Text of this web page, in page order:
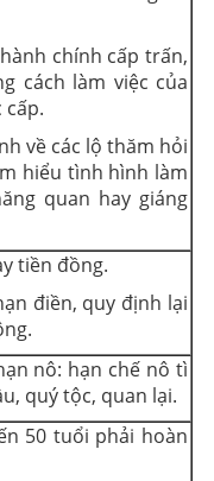
chính cấp trấn,
cách làm việc của
cấp.
về các lộ thăm hỏi
hiểu tình hình làm
quan hay giáng
tiền đồng.
điền, quy định lại
nô: hạn chế nô tì
quý tộc, quan lại.
50 tuổi phải hoàn